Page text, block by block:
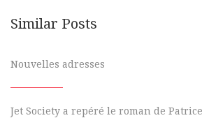
Similar Posts
Nouvelles adresses
Jet Society a repéré le roman de